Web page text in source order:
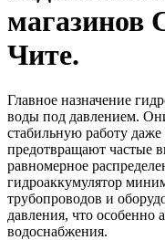
Чите.
Главное назначение
воды под давлением.
стабильную работу
предотвращают частые
равномерное
гидроаккумулятор
трубопроводов и
давления, что особенно
водоснабжения.